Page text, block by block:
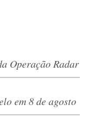
Operação Radar
em 8 de agosto